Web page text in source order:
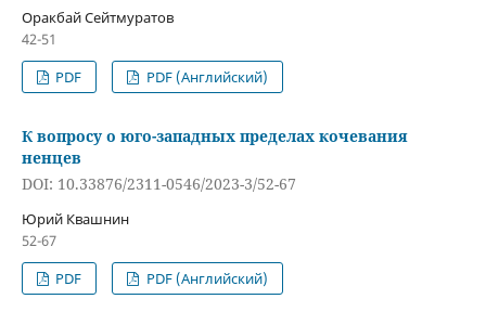
Оракбай Сейтмуратов
42-51
PDF
PDF (Английский)
К вопросу о юго-западных пределах кочевания
ненцев
DOI: 10.33876/2311-0546/2023-3/52-67
Юрий Квашнин
52-67
PDF
PDF (Английский)